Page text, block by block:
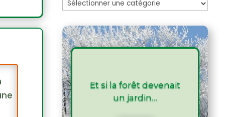
Et si la forêt devenait
un jardin…